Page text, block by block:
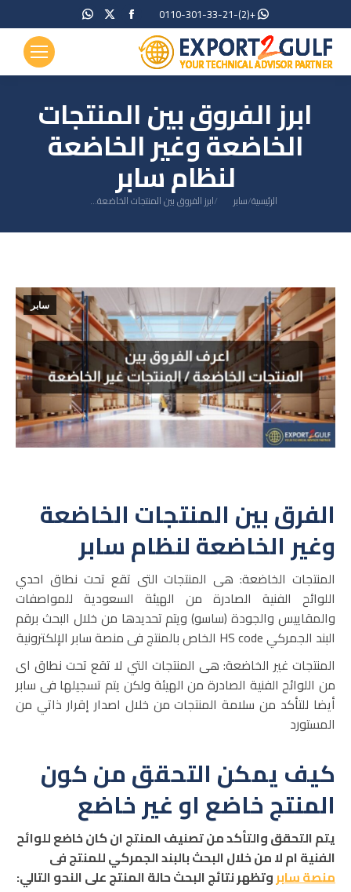
+(2)-0110-301-33-21
Facebook
page
in
window
page
in
window
page
opens
in
window
ابرز الفروق بين المنتجات
الخاضعة وغير الخاضعة
لنظام سابر
You are here:
الرئيسية سابر ابرز الفروق بين المنتجات الخاضعة…
سابر
الفرق بين المنتجات الخاضعة
وغير الخاضعة لنظام سابر
المنتجات الخاضعة: هى المنتجات التى تقع تحت نطاق احدي
اللوائح الفنية الصادرة من الهيئة السعودية للمواصفات
والمقاييس والجودة (ساسو) ويتم تحديدها من خلال البحث برقم
البند الجمركي HS code الخاص بالمنتج فى منصة سابر الإلكترونية
المنتجات غير الخاضعة: هى المنتجات التي لا تقع تحت نطاق اى
من اللوائح الفنية الصادرة من الهيئة ولكن يتم تسجيلها فى سابر
أيضا للتأكد من سلامة المنتجات من خلال اصدار إقرار ذاتي من
المستورد
كيف يمكن التحقق من كون
المنتج خاضع او غير خاضع
يتم التحقق والتأكد من تصنيف المنتج ان كان خاضع للوائح
الفنية ام لا من خلال البحث بالبند الجمركي للمنتج فى
منصة سابروتظهر نتائج البحث حالة المنتج على النحو التالي: